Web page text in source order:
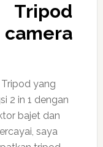
Tripod
yang
2 in 1 dengan
bajet dan
saya